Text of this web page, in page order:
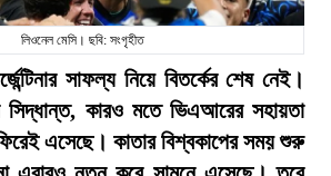
লিওনেল মেসি। ছবি: সংগৃহীত
সাফল্য নিয়ে বিতর্কের শেষ নেই।
সিদ্ধান্ত, কারও মতে ভিএআরের সহায়তা
এসেছে। কাতার বিশ্বকাপের সময় শুরু